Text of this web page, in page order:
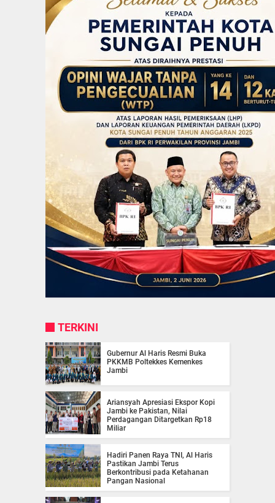
TERKINI
Gubernur Al Haris Resmi Buka
PKKMB Poltekkes Kemenkes
Jambi
Ariansyah Apresiasi Ekspor Kopi
Jambi ke Pakistan, Nilai
Perdagangan Ditargetkan Rp18
Miliar
Hadiri Panen Raya TNI, Al Haris
Pastikan Jambi Terus
Berkontribusi pada Ketahanan
Pangan Nasional